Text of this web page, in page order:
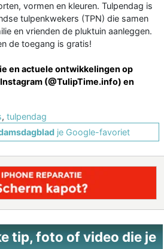
vormen en kleuren. Tulpendag is
tulpenkwekers (TPN) die samen
en vrienden de pluktuin aanleggen.
de toegang is gratis!
en actuele ontwikkelingen op
(@TulipTime.info) en
, tulpendag
je Google-favoriet
tip, foto of video die je